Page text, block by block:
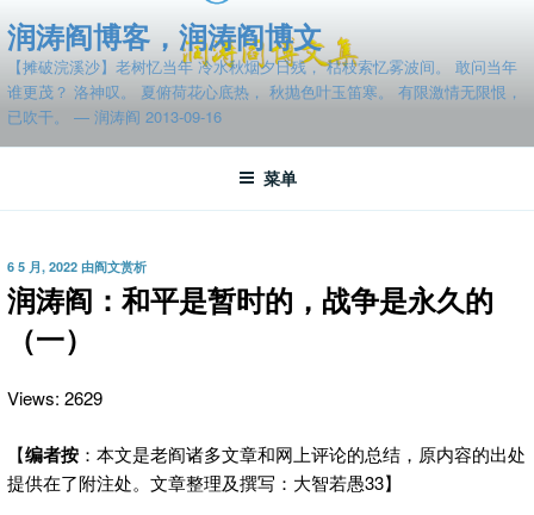
至
容
润涛阎博客，润涛阎博文
【摊破浣溪沙】老树忆当年 冷水秋烟夕日残， 枯枝索忆雾波间。 敢问当年
谁更茂？ 洛神叹。 夏俯荷花心底热， 秋抛色叶玉笛寒。 有限激情无限恨，
已吹干。 — 润涛阎 2013-09-16
菜单
发
布
于
6 5 月, 2022 由阎文赏析
润涛阎：和平是暂时的，战争是永久的
（一）
Views: 2629
【编者按 ：本文是老阎诸多文章和网上评论的总结，原内容的出处
提供在了附注处。文章整理及撰写：大智若愚33】